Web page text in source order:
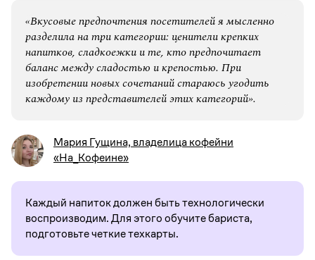
«Вкусовые предпочтения посетителей я мысленно
разделила на три категории: ценители крепких
напитков, сладкоежки и те, кто предпочитает
баланс между сладостью и крепостью. При
изобретении новых сочетаний стараюсь угодить
каждому из представителей этих категорий».
Мария Гущина, владелица кофейни
«На_Кофеине»
Каждый напиток должен быть технологически
воспроизводим. Для этого обучите бариста,
подготовьте четкие техкарты.